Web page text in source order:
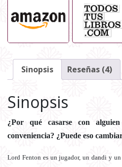
Sinopsis Reseñas (4)
Sinopsis
¿Por qué casarse con
conveniencia? ¿Puede eso
Lord Fenton es un jugador, un dandi y un